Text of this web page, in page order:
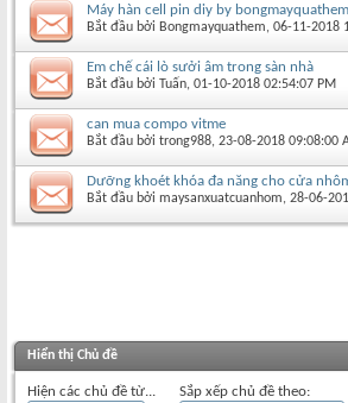
Máy hàn cell pin diy by
Bắt đầu bởi Bongmayquathem‎, 06-11-2018
Em chế cái lò sưởi âm trong sàn nhà
Bắt đầu bởi Tuấn‎, 01-10-2018 02:54:07 PM
can mua compo vitme
Bắt đầu bởi trong988‎, 23-08-2018 09:08:00
Dưỡng khoét khóa đa năng cho cửa
Bắt đầu bởi maysanxuatcuanhom‎, 28-06-
Hiển thị Chủ đề
Hiện các chủ đề từ... Sắp xếp chủ đề theo: